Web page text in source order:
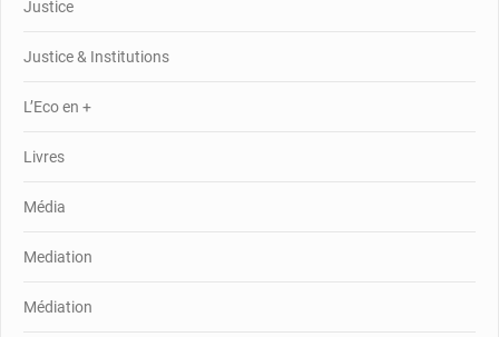
Justice
Justice & Institutions
L’Eco en +
Livres
Média
Mediation
Médiation